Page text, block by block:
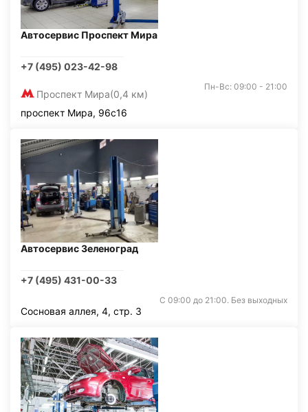
Автосервис Проспект Мира
+7 (495) 023-42-98
Проспект Мира(0,4 км)
Пн-Вс: 09:00 - 21:00
проспект Мира, 96с16
Автосервис Зеленоград
+7 (495) 431-00-33
С 09:00 до 21:00. Без выходных
Сосновая аллея, 4, стр. 3